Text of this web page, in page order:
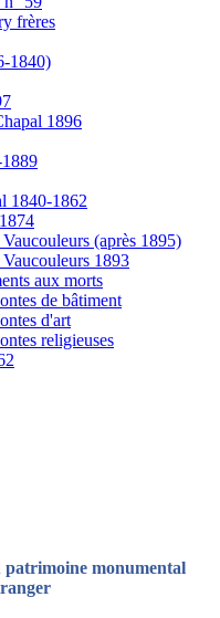
frères
1840)
1896
1840-1862
(après 1895)
1893
aux morts
de bâtiment
d'art
religieuses
patrimoine monumental